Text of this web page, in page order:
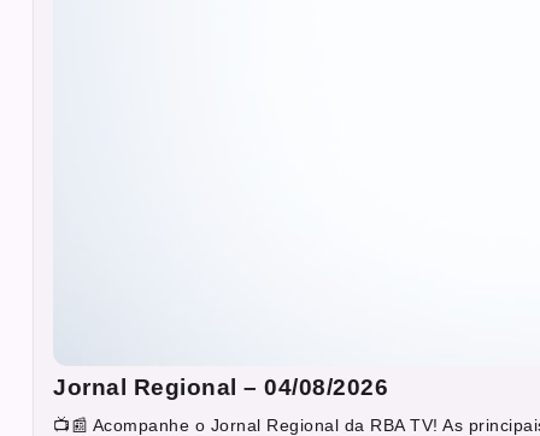
Jornal Regional – 04/08/2026
📺📰 Acompanhe o Jornal Regional da RBA TV! As